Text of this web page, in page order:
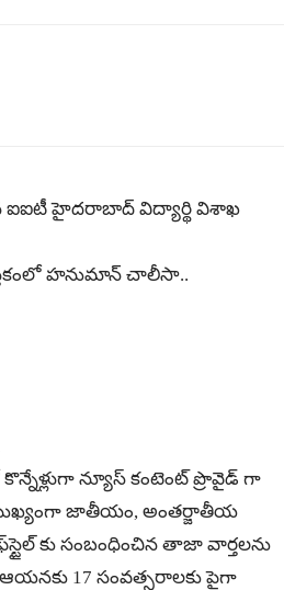
ఐఐటీ హైదరాబాద్ విద్యార్థి విశాఖ
హనుమాన్ చాలీసా..
న్యూస్ కంటెంట్ ప్రొవైడ్ గా
జాతీయం, అంత‌ర్జాతీయ
కు సంబంధించిన తాజా వార్తల‌ను
ఆయ‌న‌కు 17 సంవత్సరాలకు పైగా